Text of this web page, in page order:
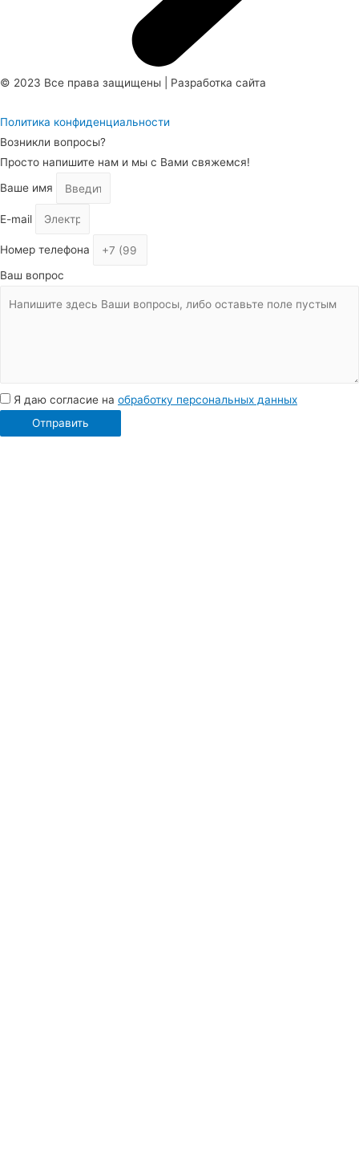
© 2023 Все права защищены | Разработка сайта
Политика конфиденциальности
Возникли вопросы?
Просто напишите нам и мы с Вами свяжемся!
Ваше имя
E-mail
Номер телефона
Ваш вопрос
Я даю согласие на обработку персональных данных
Отправить